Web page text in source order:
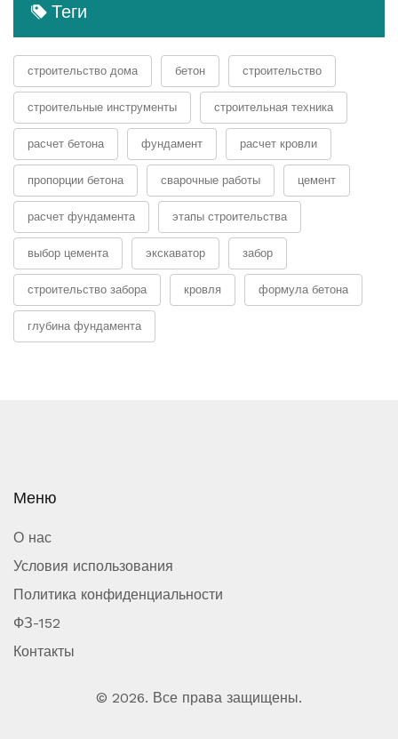
Теги
строительство дома бетон строительство
строительные инструменты строительная техника
расчет бетона фундамент расчет кровли
пропорции бетона сварочные работы цемент
расчет фундамента этапы строительства
выбор цемента экскаватор забор
строительство забора кровля формула бетона
глубина фундамента
Меню
О нас
Условия использования
Политика конфиденциальности
ФЗ-152
Контакты
© 2026. Все права защищены.